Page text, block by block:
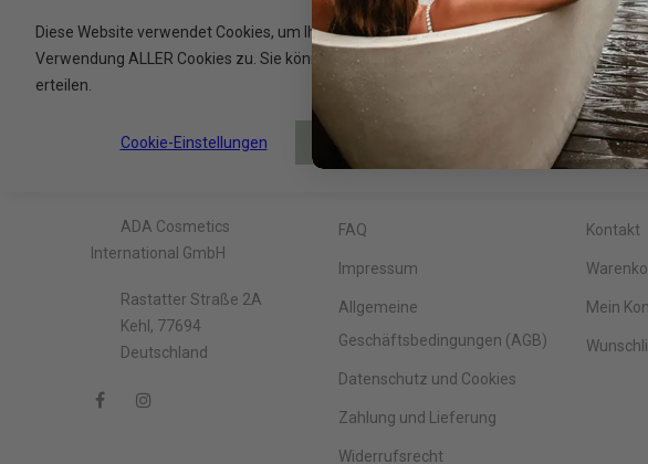
ADA Cosmetics
International GmbH
Rastatter Straße 2A
Kehl, 77694
Deutschland
Information
FAQ
Impressum
Allgemeine
Geschäftsbedingungen (AGB)
Datenschutz und Cookies
Zahlung und Lieferung
Widerrufsrecht
Kontakt
Mein
Diese Website verwendet Cookies, um Ihr Erlebnis zu verbessern. Indem Sie auf
Verwendung ALLER Cookies zu. Sie können jedoch die Cookie-Einstellungen besuchen,
erteilen.
Cookie-Einstellungen AKZEPTIEREN